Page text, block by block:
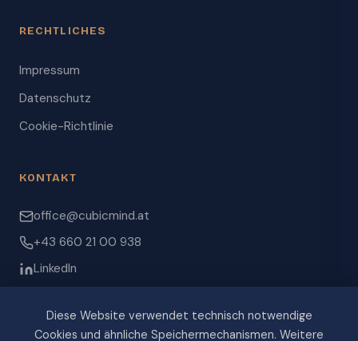
RECHTLICHES
Impressum
Datenschutz
Cookie-Richtlinie
KONTAKT
office@cubicmind.at
+43 660 21 00 938
LinkedIn
Diese Website verwendet technisch notwendige
Cookies und ähnliche Speichermechanismen. Weitere